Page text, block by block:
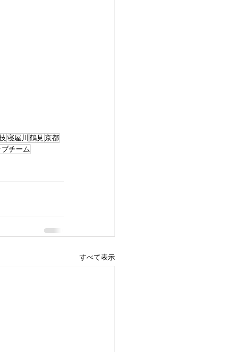
寝屋川 鶴見京都
チーム
すべて表示